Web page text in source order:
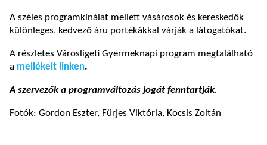
A széles programkínálat mellett vásárosok és kereskedők
különleges, kedvező áru portékákkal várják a látogatókat.
A részletes Városligeti Gyermeknapi program megtalálható
a mellékelt linken.
A szervezők a programváltozás jogát fenntartják.
Fotók: Gordon Eszter, Fürjes Viktória, Kocsis Zoltán